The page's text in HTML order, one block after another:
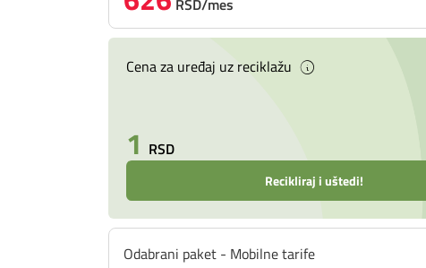
RSD/mes
Cena za uređaj uz reciklažu
1 RSD
Recikliraj i uštedi!
Odabrani paket - Mobilne tarife